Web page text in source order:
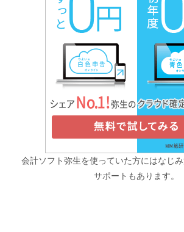
会計ソフト弥生を使っていた方にはなじ
サポートもあります。